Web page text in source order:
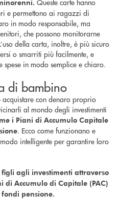
e permettono ai ragazzi di
in modo responsabile, ma
che possono monitorarne
della carta, inoltre, è più sicuro
o smarriti più facilmente, e
spese in modo semplice e chiaro.
di bambino
acquistare con denaro proprio
al mondo degli investimenti
i Piani di Accumulo Capitale
. Ecco come funzionano e
intelligente per garantire loro
agli investimenti attraverso
di Accumulo di Capitale (PAC)
pensione.